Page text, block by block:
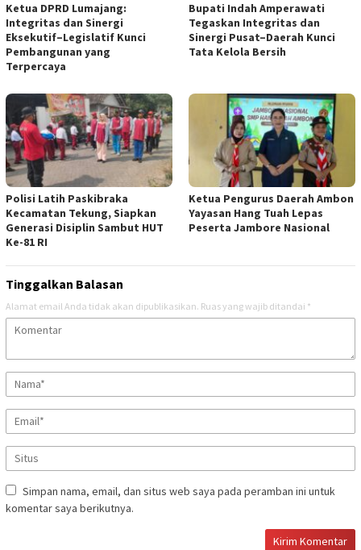
Ketua DPRD Lumajang:
Integritas dan Sinergi
Eksekutif–Legislatif Kunci
Pembangunan yang
Terpercaya
Bupati Indah Amperawati
Tegaskan Integritas dan
Sinergi Pusat–Daerah Kunci
Tata Kelola Bersih
Polisi Latih Paskibraka
Kecamatan Tekung, Siapkan
Generasi Disiplin Sambut HUT
Ke-81 RI
Ketua Pengurus Daerah Ambon
Yayasan Hang Tuah Lepas
Peserta Jambore Nasional
Tinggalkan Balasan
Alamat email Anda tidak akan dipublikasikan. Ruas yang wajib ditandai *
Simpan nama, email, dan situs web saya pada peramban ini untuk
komentar saya berikutnya.